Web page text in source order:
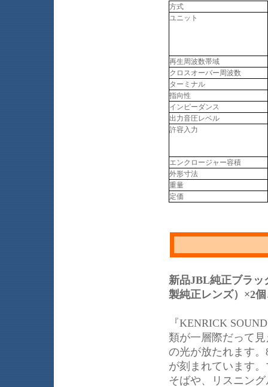
方式
ユニット
再生周波数帯域
クロスオーバー周波数
ターミナル
指向性
インピーダンス
出力音圧レベル
許容入力
エンクロージャー容積
外形寸法
重量
定価
新品JBL純正ブラッ
製純正レンズ）×2
『KENRICK
類が一層際だって
の光が放たれます
が刻まれています
そばや、リスニン